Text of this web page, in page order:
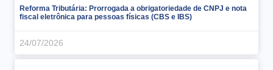
Reforma Tributária: Prorrogada a obrigatoriedade de CNPJ e nota
fiscal eletrônica para pessoas físicas (CBS e IBS)
24/07/2026